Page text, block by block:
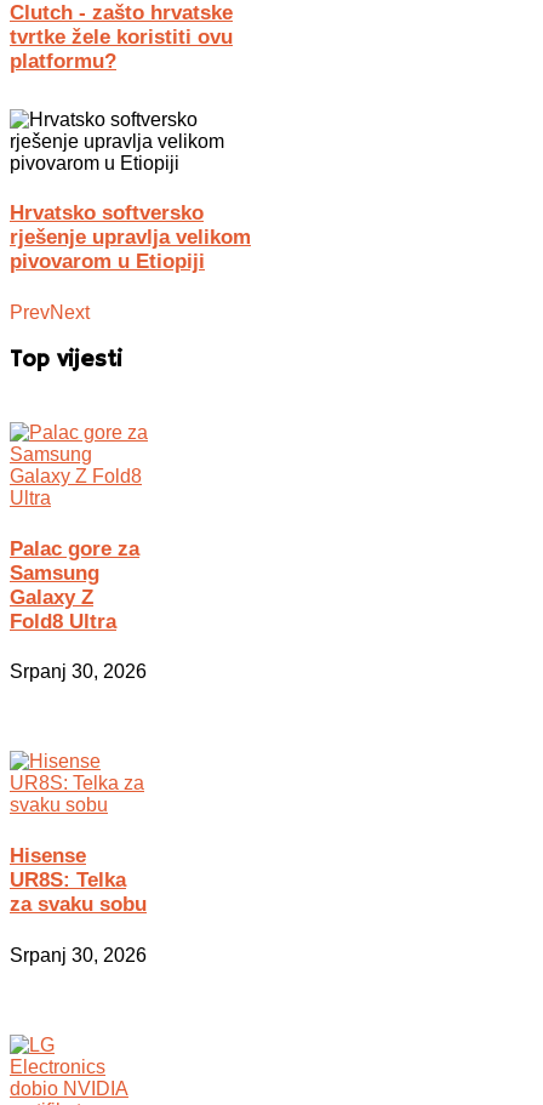
Clutch - zašto hrvatske
tvrtke žele koristiti ovu
platformu?
Hrvatsko softversko
rješenje upravlja velikom
pivovarom u Etiopiji
PrevNext
Top vijesti
Palac gore za
Samsung
Galaxy Z
Fold8 Ultra
Srpanj 30, 2026
Hisense
UR8S: Telka
za svaku sobu
Srpanj 30, 2026